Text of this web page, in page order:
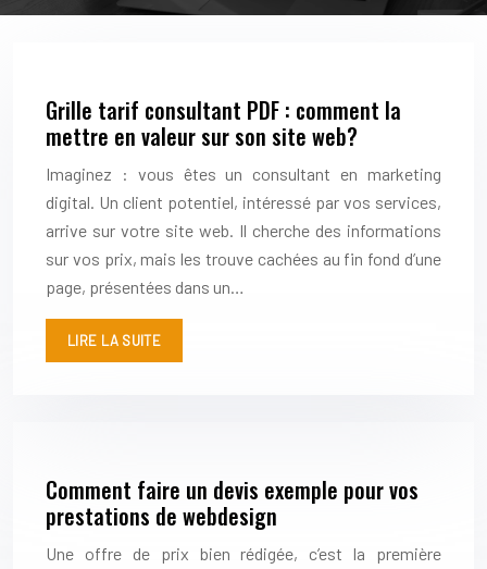
Grille tarif consultant PDF : comment la
mettre en valeur sur son site web?
Imaginez : vous êtes un consultant en marketing
digital. Un client potentiel, intéressé par vos services,
arrive sur votre site web. Il cherche des informations
sur vos prix, mais les trouve cachées au fin fond d’une
page, présentées dans un…
LIRE LA SUITE
Comment faire un devis exemple pour vos
prestations de webdesign
Une offre de prix bien rédigée, c’est la première